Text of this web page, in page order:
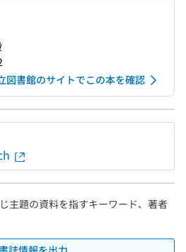
図書館のサイトでこの本を確認
主題の資料を指すキーワード、著者